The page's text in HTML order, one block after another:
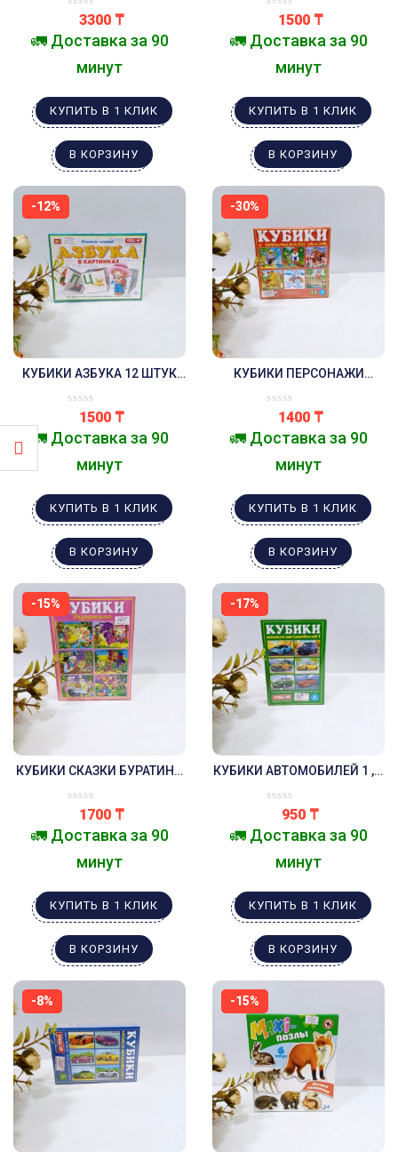
МАГНИТЕ
,МЕЛ,МАРКЕР,ГУБКА
3300 ₸
🚛 Доставка за 90
минут
КУПИТЬ В 1 КЛИК
В КОРЗИНУ
ШТУК
1500 ₸
🚛 Доставка за 90
минут
КУПИТЬ В 1 КЛИК
В КОРЗИНУ
-12%
КУБИКИ АЗБУКА 12 ШТУК
STELLAR
1500 ₸
🚛 Доставка за 90
минут
КУПИТЬ В 1 КЛИК
В КОРЗИНУ
-30%
КУБИКИ ПЕРСОНАЖИ
1400 ₸
🚛 Доставка за 90
минут
КУПИТЬ В 1 КЛИК
В КОРЗИНУ
-15%
КУБИКИ СКАЗКИ БУРАТИНО
1700 ₸
🚛 Доставка за 90
минут
КУПИТЬ В 1 КЛИК
В КОРЗИНУ
-17%
КУБИКИ АВТОМОБИЛЕЙ 1 , 6
950 ₸
🚛 Доставка за 90
минут
КУПИТЬ В 1 КЛИК
В КОРЗИНУ
-8% -15%